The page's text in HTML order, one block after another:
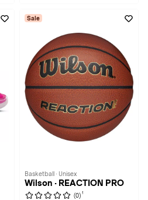
Sale
Basketball · Unisex
Wilson · REACTION PRO
(0) 1